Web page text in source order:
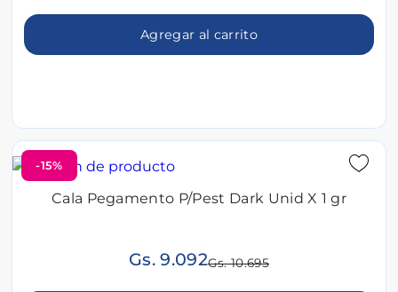
Agregar al carrito
-15%
Cala Pegamento P/Pest Dark Unid X 1 gr
Gs. 9.092Gs. 10.695